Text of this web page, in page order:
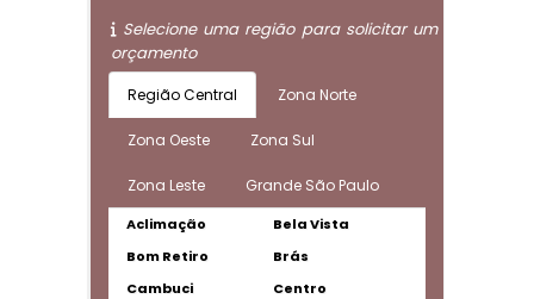
Selecione uma região para solicitar um
orçamento
Região Central Zona Norte
Zona Oeste Zona Sul
Zona Leste Grande São Paulo
Aclimação
Bela Vista
Bom Retiro
Brás
Cambuci
Centro